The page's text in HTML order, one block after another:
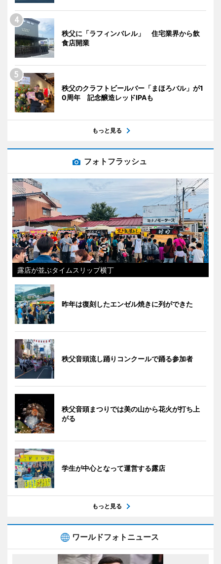
秩父に「ラフィンバレル」 住宅業界から飲
食店開業
秩父のクラフトビールバー「まほろバル」が1
0周年 記念醸造レッドIPAも
もっと見る
フォトフラッシュ
露店が並ぶタイムスリップ横丁
昨年は復刻したエンゼル焼きに列ができた
秩父音頭流し踊りコンクールで踊る参加者
秩父音頭まつりでは美の山から花火が打ち上
がる
学生が中心となって運営する露店
もっと見る
ワールドフォトニュース